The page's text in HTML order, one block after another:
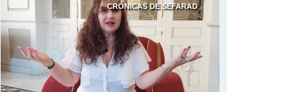
CRÓNICAS DE SEFARAD